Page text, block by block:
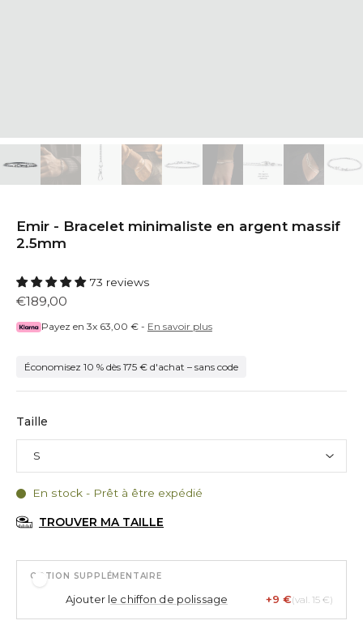
Emir - Bracelet minimaliste en argent massif
2.5mm
73 reviews
€189,00
Payez en 3x 63,00 €- En savoir plus
Économisez 10 % dès 175 € d'achat – sans code
Taille
En stock - Prêt à être expédié
TROUVER MA TAILLE
OPTION SUPPLÉMENTAIRE
Ajouter le chiffon de polissage +9 €(val. 15 €)